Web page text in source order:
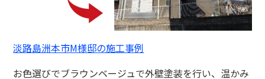
淡路島洲本市M様邸の施工事例
お色選びでブラウンベージュで外壁塗装を行い、温かみ